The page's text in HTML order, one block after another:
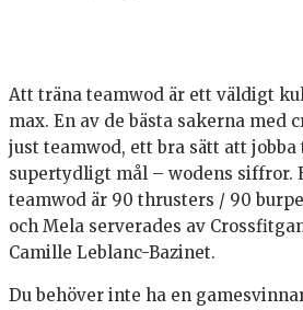
Att träna teamwod är ett väldigt
max. En av de bästa sakerna med
just teamwod, ett bra sätt att
supertydligt mål – wodens siffror.
teamwod är 90 thrusters / 90
och Mela serverades av
Camille Leblanc-Bazinet.
Du behöver inte ha en